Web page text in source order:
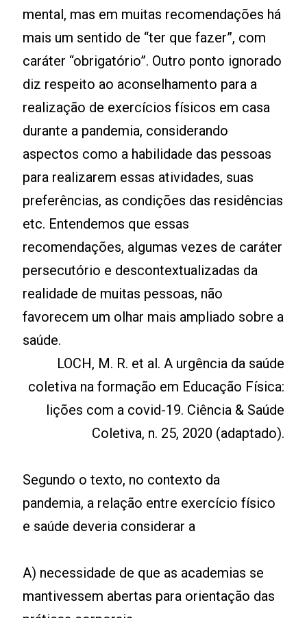
mental, mas em muitas recomendações há
mais um sentido de “ter que fazer”, com
caráter “obrigatório”. Outro ponto ignorado
diz respeito ao aconselhamento para a
realização de exercícios físicos em casa
durante a pandemia, considerando
aspectos como a habilidade das pessoas
para realizarem essas atividades, suas
preferências, as condições das residências
etc. Entendemos que essas
recomendações, algumas vezes de caráter
persecutório e descontextualizadas da
realidade de muitas pessoas, não
favorecem um olhar mais ampliado sobre a
saúde.
LOCH, M. R. et al. A urgência da saúde
coletiva na formação em Educação Física:
lições com a covid-19. Ciência & Saúde
Coletiva, n. 25, 2020 (adaptado).
Segundo o texto, no contexto da
pandemia, a relação entre exercício físico
e saúde deveria considerar a
A) necessidade de que as academias se
mantivessem abertas para orientação das